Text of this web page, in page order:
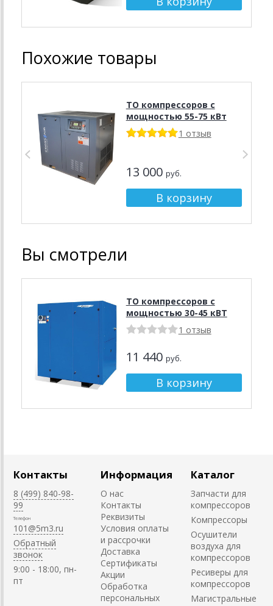
Похожие товары
ТО компрессоров с
мощностью 55-75 кВт
1 отзыв
13 000 руб.
Вы смотрели
ТО компрессоров с
мощностью 30-45 кВТ
1 отзыв
11 440 руб.
Контакты
8 (499) 840-98-
99
Телефон
101@5m3.ru
Обратный
звонок
9:00 - 18:00, пн-
пт
Информация
О нас
Контакты
Реквизиты
Условия оплаты
и рассрочки
Доставка
Сертификаты
Акции
Обработка
персональных
Каталог
Запчасти для
компрессоров
Компрессоры
Осушители
воздуха для
компрессоров
Ресиверы для
компрессоров
Магистральные